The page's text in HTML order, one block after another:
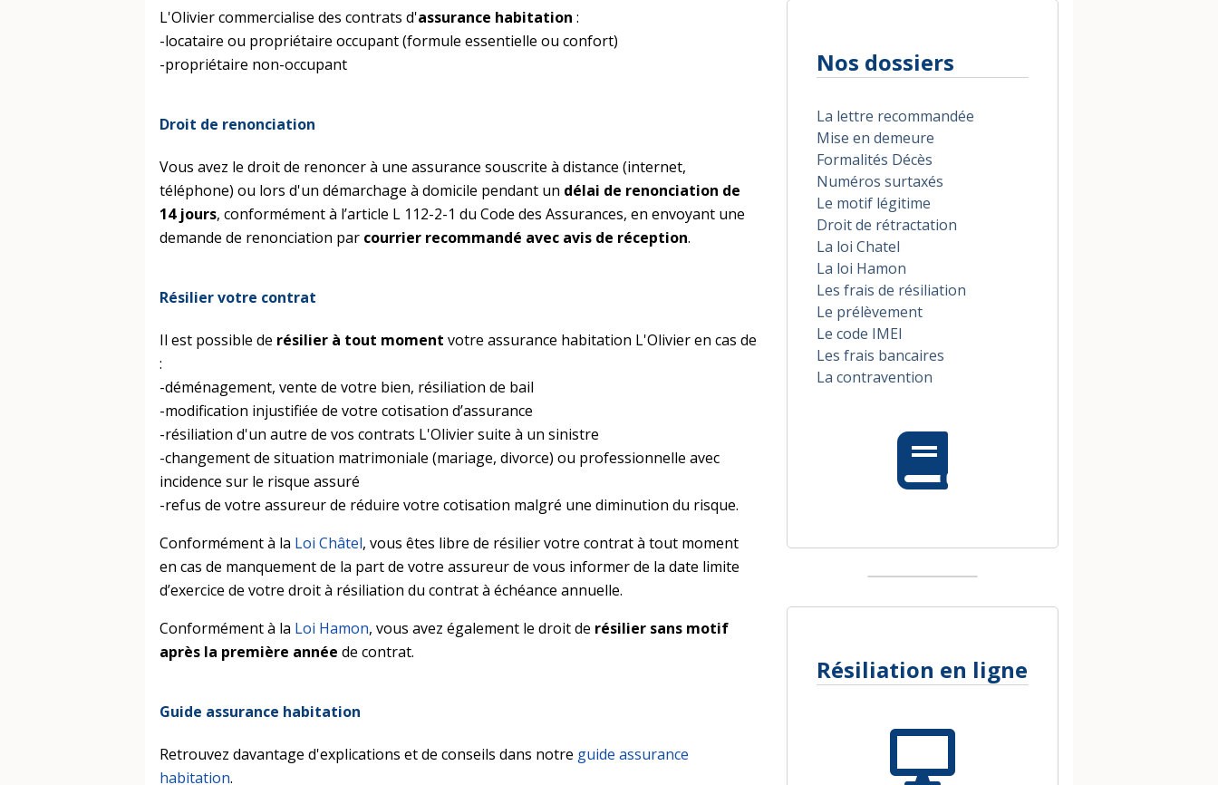
L'Olivier commercialise des contrats d'assurance habitation :
-locataire ou propriétaire occupant (formule essentielle ou confort)
-propriétaire non-occupant
Droit de renonciation
Vous avez le droit de renoncer à une assurance souscrite à distance (internet,
téléphone) ou lors d'un démarchage à domicile pendant un délai de renonciation de
14 jours, conformément à l’article L 112-2-1 du Code des Assurances, en envoyant une
demande de renonciation par courrier recommandé avec avis de réception.
Résilier votre contrat
Il est possible de résilier à tout moment votre assurance habitation L'Olivier en cas de
:
-déménagement, vente de votre bien, résiliation de bail
-modification injustifiée de votre cotisation d’assurance
-résiliation d'un autre de vos contrats L'Olivier suite à un sinistre
-changement de situation matrimoniale (mariage, divorce) ou professionnelle avec
incidence sur le risque assuré
-refus de votre assureur de réduire votre cotisation malgré une diminution du risque.
Conformément à la Loi Châtel, vous êtes libre de résilier votre contrat à tout moment
en cas de manquement de la part de votre assureur de vous informer de la date limite
d’exercice de votre droit à résiliation du contrat à échéance annuelle.
Conformément à la Loi Hamon, vous avez également le droit de résilier sans motif
après la première année de contrat.
Guide assurance habitation
Retrouvez davantage d'explications et de conseils dans notre guide assurance
habitation.
Nos dossiers
La lettre recommandée
Mise en demeure
Formalités Décès
Numéros surtaxés
Le motif légitime
Droit de rétractation
La loi Chatel
La loi Hamon
Les frais de résiliation
Le prélèvement
Le code IMEI
Les frais bancaires
La contravention
Résiliation en ligne